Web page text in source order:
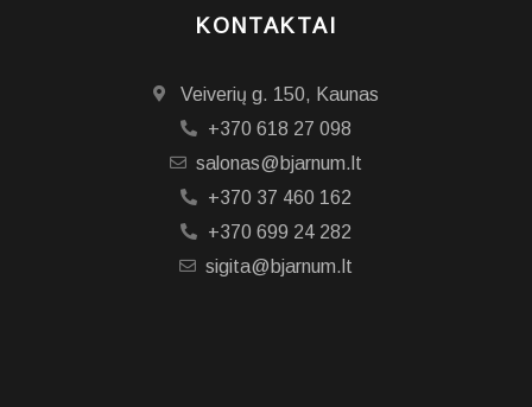
KONTAKTAI
Veiverių g. 150, Kaunas
+370 618 27 098
salonas@bjarnum.lt
+370 37 460 162
+370 699 24 282
sigita@bjarnum.lt